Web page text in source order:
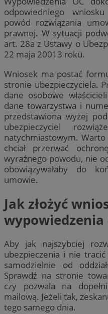
odpowiedniego
powód rozwiązania
prawnej. W sytuacji
art. 28a z Ustawy o
22 maja 20013 roku.
Wniosek ma postać
stronie ubezpieczyciela.
dane osobowe
dane towarzystwa i
przedstawiona wyżej
ubezpieczyciel
natychmiastowym.
chciał przerwać
wyraźnego powodu, nie
obowiązywałaby do
umowie.
Jak złożyć
wypowiedzenia
Aby jak najszybciej
ubezpieczenia i nie
samodzielnie od
Sprawdź na stronie
czy pozwala na
mailową. Jeżeli tak,
tego samego dnia.